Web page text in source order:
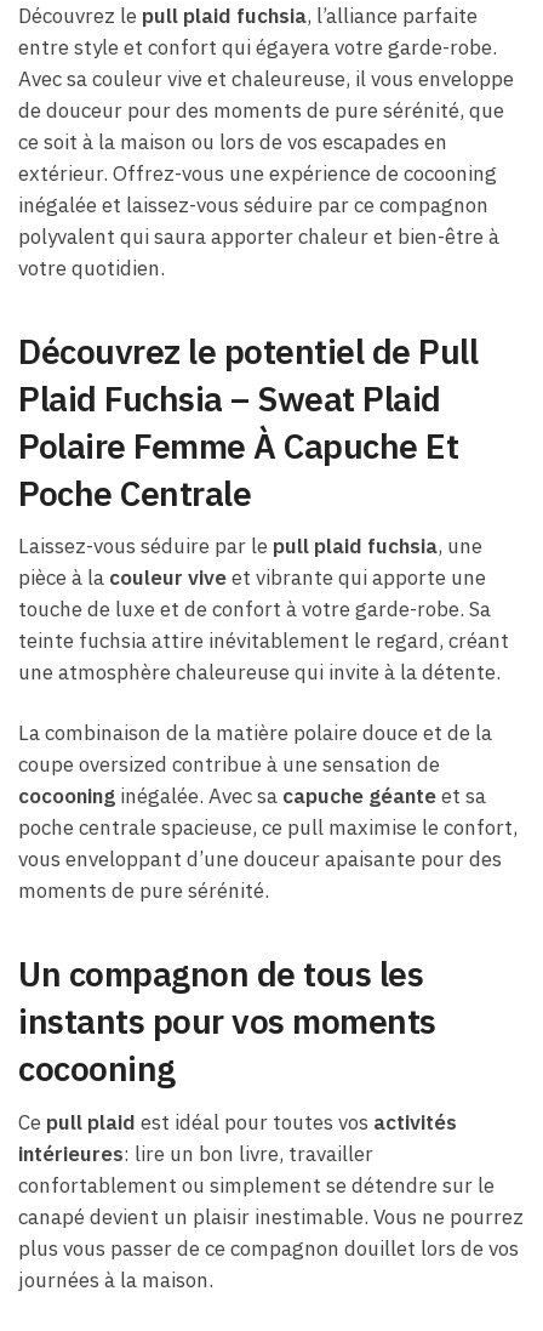
Découvrez le pull plaid fuchsia, l’alliance parfaite
entre style et confort qui égayera votre garde-robe.
Avec sa couleur vive et chaleureuse, il vous enveloppe
de douceur pour des moments de pure sérénité, que
ce soit à la maison ou lors de vos escapades en
extérieur. Offrez-vous une expérience de cocooning
inégalée et laissez-vous séduire par ce compagnon
polyvalent qui saura apporter chaleur et bien-être à
votre quotidien.
Découvrez le potentiel de Pull
Plaid Fuchsia – Sweat Plaid
Polaire Femme À Capuche Et
Poche Centrale
Laissez-vous séduire par le pull plaid fuchsia, une
pièce à la couleur viveet vibrante qui apporte une
touche de luxe et de confort à votre garde-robe. Sa
teinte fuchsia attire inévitablement le regard, créant
une atmosphère chaleureuse qui invite à la détente.
La combinaison de la matière polaire douce et de la
coupe oversized contribue à une sensation de
cocooning inégalée. Avec sa capuche géanteet sa
poche centrale spacieuse, ce pull maximise le confort,
vous enveloppant d’une douceur apaisante pour des
moments de pure sérénité.
Un compagnon de tous les
instants pour vos moments
cocooning
Ce pull plaid est idéal pour toutes vos activités
intérieures: lire un bon livre, travailler
confortablement ou simplement se détendre sur le
canapé devient un plaisir inestimable. Vous ne pourrez
plus vous passer de ce compagnon douillet lors de vos
journées à la maison.